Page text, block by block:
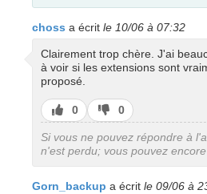
choss a écrit le 10/06 à 07:32
Clairement trop chère. J'ai
à voir si les extensions sont
proposé.
J’aime
0
J’aime
pas
0
Si vous ne pouvez répondre à
n'est perdu; vous pouvez
Gorn_backup a écrit le 09/06 à